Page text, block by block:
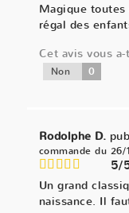
Magique toutes
régal des
Cet avis vous
Non 0
Rodolphe D.
commande du 26/
5/
Un grand
naissance. Il